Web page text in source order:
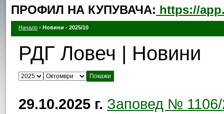
ПРОФИЛ НА КУПУВАЧА: https://
Начало › Новини - 2025/10
РДГ Ловеч | Новини
Изберете година:Изберете месец:
29.10.2025 г. Заповед № 1106/